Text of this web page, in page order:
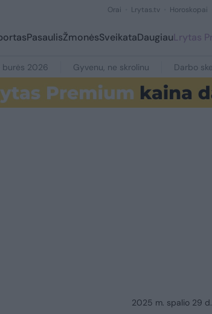
Orai Lrytas.tv Horoskopai
PasaulisŽmonėsSveikataDaugiauLrytas
burės 2026 Gyvenu, ne skrolinu Darbo
2025 m. spalio 29 d.